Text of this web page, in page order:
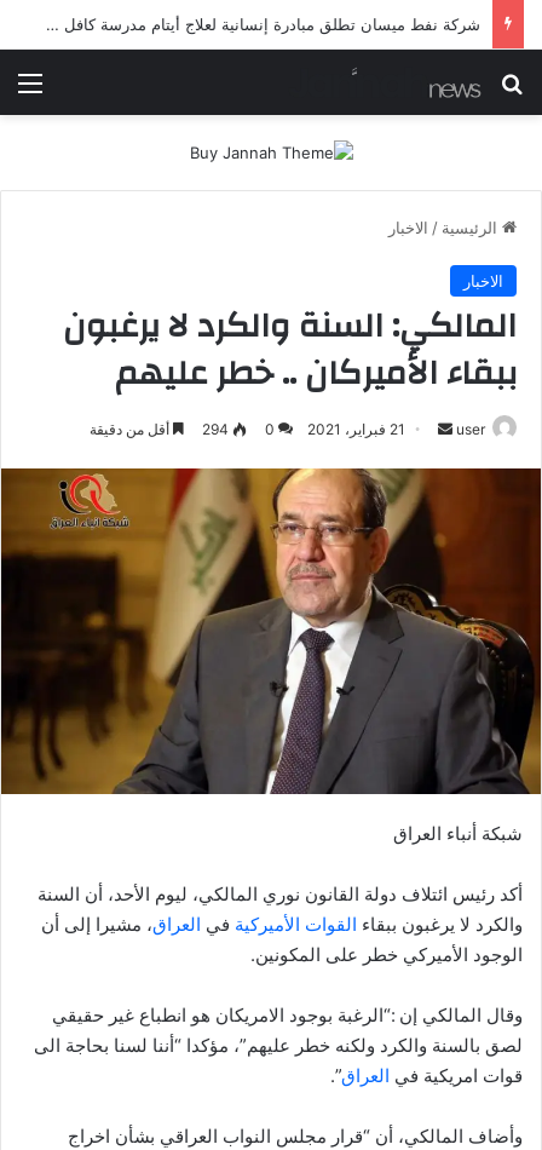
شرطة ميسان تلقي القبض على مطلقي العيارات النارية أثناء تشييع جنائزي في العمارة
بحث عن
الرئيسية / الاخبار
الاخبار
المالكي: السنة والكرد لا يرغبون
ببقاء الأميركان .. خطر عليهم
user
أرسل
إلكترونيا
21 فبراير، 2021 0
294 أقل من دقيقة
شبكة أنباء العراق
أكد رئيس ائتلاف دولة القانون نوري المالكي، ليوم الأحد، أن السنة
والكرد لا يرغبون ببقاء القوات الأميركية في العراق، مشيرا إلى أن
الوجود الأميركي خطر على المكونين.
وقال المالكي إن :“الرغبة بوجود الامريكان هو انطباع غير حقيقي
لصق بالسنة والكرد ولكنه خطر عليهم”، مؤكدا “أننا لسنا بحاجة الى
قوات امريكية في العراق”.
وأضاف المالكي، أن “قرار مجلس النواب العراقي بشأن اخراج